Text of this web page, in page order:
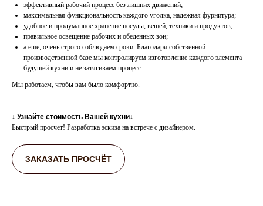
эффективный рабочий процесс без лишних движений;
максимальная функциональность каждого уголка, надежная фурнитура;
удобное и продуманное хранение посуды, вещей, техники и продуктов;
правильное освещение рабочих и обеденных зон;
а еще, очень строго соблюдаем сроки. Благодаря собственной
производственной базе мы контролируем изготовление каждого элемента
будущей кухни и не затягиваем процесс.
Мы работаем, чтобы вам было комфортно.
↓ Узнайте стоимость Вашей кухни↓
Быстрый просчет! Разработка эскиза на встрече с дизайнером.
ЗАКАЗАТЬ ПРОСЧЁТ